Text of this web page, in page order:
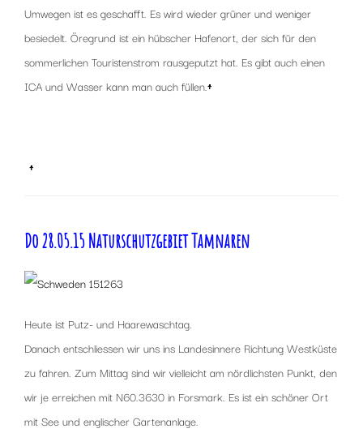
Umwegen ist es geschafft. Es wird wieder grüner und weniger
besiedelt. Öregrund ist ein hübscher Hafenort, der sich für den
sommerlichen Touristenstrom rausgeputzt hat. Es gibt auch einen
ICA und Wasser kann man auch füllen.↑
↑
Do 28.05.15 Naturschutzgebiet Tamnaren
Heute ist Putz- und Haarewaschtag.
Danach entschliessen wir uns ins Landesinnere Richtung Westküste
zu fahren. Zum Mittag sind wir vielleicht am nördlichsten Punkt, den
wir je erreichen mit N60.3630 in Forsmark. Es ist ein schöner Ort
mit See und englischer Gartenanlage.